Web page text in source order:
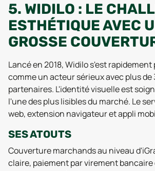
5. WIDILO : LE
ESTHÉTIQUE AVEC
GROSSE
Lancé en 2018, Widilo s'est
comme un acteur sérieux avec plus
partenaires. L'identité visuelle est
l'une des plus lisibles du marché. Le
web, extension navigateur et appli
SES ATOUTS
Couverture marchands au niveau
claire, paiement par virement bancaire